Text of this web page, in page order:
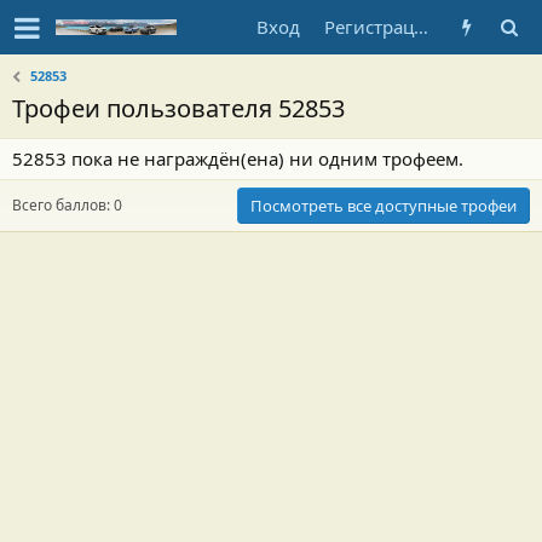
Вход Регистрация
52853
Трофеи пользователя 52853
52853 пока не награждён(ена) ни одним трофеем.
Всего баллов: 0 Посмотреть все доступные трофеи